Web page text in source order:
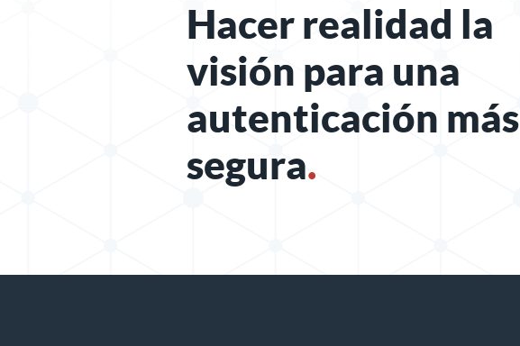
Hacer realidad la
visión para una
autenticación más
segura.